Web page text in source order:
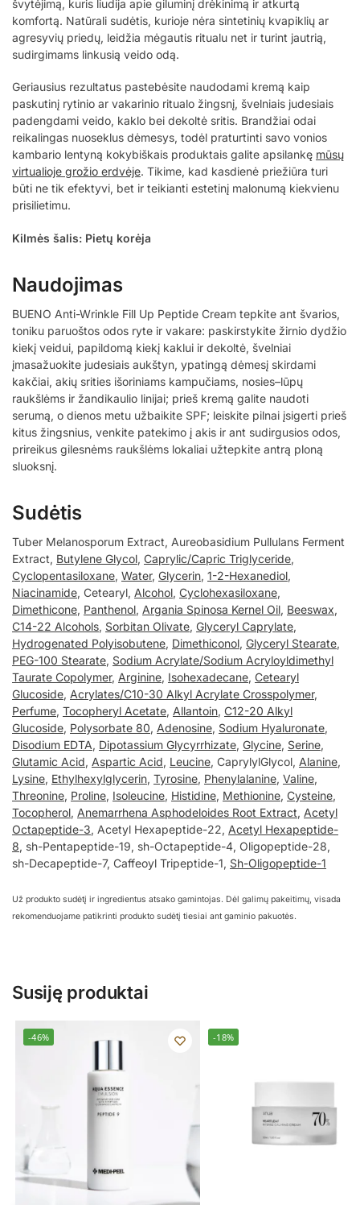
švytėjimą, kuris liudija apie giluminį drėkinimą ir atkurtą
komfortą. Natūrali sudėtis, kurioje nėra sintetinių kvapiklių ar
agresyvių priedų, leidžia mėgautis ritualu net ir turint jautrią,
sudirgimams linkusią veido odą.
Geriausius rezultatus pastebėsite naudodami kremą kaip
paskutinį rytinio ar vakarinio ritualo žingsnį, švelniais judesiais
padengdami veido, kaklo bei dekoltė sritis. Brandžiai odai
reikalingas nuoseklus dėmesys, todėl praturtinti savo vonios
kambario lentyną kokybiškais produktais galite apsilankę mūsų
virtualioje grožio erdvėje. Tikime, kad kasdienė priežiūra turi
būti ne tik efektyvi, bet ir teikianti estetinį malonumą kiekvienu
prisilietimu.
Kilmės šalis: Pietų korėja
Naudojimas
BUENO Anti-Wrinkle Fill Up Peptide Cream tepkite ant švarios,
toniku paruoštos odos ryte ir vakare: paskirstykite žirnio dydžio
kiekį veidui, papildomą kiekį kaklui ir dekoltė, švelniai
įmasažuokite judesiais aukštyn, ypatingą dėmesį skirdami
kakčiai, akių srities išoriniams kampučiams, nosies–lūpų
raukšlėms ir žandikaulio linijai; prieš kremą galite naudoti
serumą, o dienos metu užbaikite SPF; leiskite pilnai įsigerti prieš
kitus žingsnius, venkite patekimo į akis ir ant sudirgusios odos,
prireikus gilesnėms raukšlėms lokaliai užtepkite antrą ploną
sluoksnį.
Sudėtis
Tuber Melanosporum Extract, Aureobasidium Pullulans Ferment
Extract, Butylene Glycol, Caprylic/Capric Triglyceride,
Cyclopentasiloxane, Water, Glycerin, 1-2-Hexanediol,
Niacinamide, Cetearyl, Alcohol, Cyclohexasiloxane,
Dimethicone, Panthenol, Argania Spinosa Kernel Oil, Beeswax,
C14-22 Alcohols, Sorbitan Olivate, Glyceryl Caprylate,
Hydrogenated Polyisobutene, Dimethiconol, Glyceryl Stearate,
PEG-100 Stearate, Sodium Acrylate/Sodium Acryloyldimethyl
Taurate Copolymer, Arginine, Isohexadecane, Cetearyl
Glucoside, Acrylates/C10-30 Alkyl Acrylate Crosspolymer,
Perfume, Tocopheryl Acetate, Allantoin, C12-20 Alkyl
Glucoside, Polysorbate 80, Adenosine, Sodium Hyaluronate,
Disodium EDTA, Dipotassium Glycyrrhizate, Glycine, Serine,
Glutamic Acid, Aspartic Acid, Leucine, CaprylylGlycol, Alanine,
Lysine, Ethylhexylglycerin, Tyrosine, Phenylalanine, Valine,
Threonine, Proline, Isoleucine, Histidine, Methionine, Cysteine,
Tocopherol, Anemarrhena Asphodeloides Root Extract, Acetyl
Octapeptide-3, Acetyl Hexapeptide-22, Acetyl Hexapeptide-
8, sh-Pentapeptide-19, sh-Octapeptide-4, Oligopeptide-28,
sh-Decapeptide-7, Caffeoyl Tripeptide-1, Sh-Oligopeptide-1
Už produkto sudėtį ir ingredientus atsako gamintojas. Dėl galimų pakeitimų, visada
rekomenduojame patikrinti produkto sudėtį tiesiai ant gaminio pakuotės.
Susiję produktai
-46% -18%